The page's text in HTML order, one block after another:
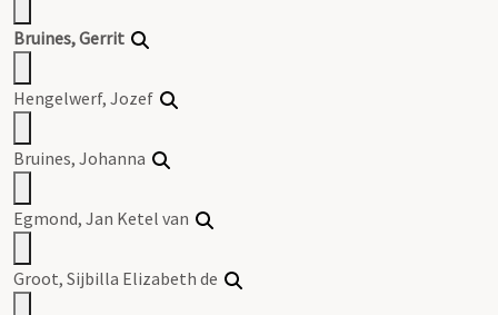
Bruines, Gerrit
Hengelwerf, Jozef
Bruines, Johanna
Egmond, Jan Ketel van
Groot, Sijbilla Elizabeth de